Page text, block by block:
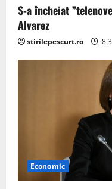
S-a încheiat
Alvarez
stirilepescurt.ro
Economic